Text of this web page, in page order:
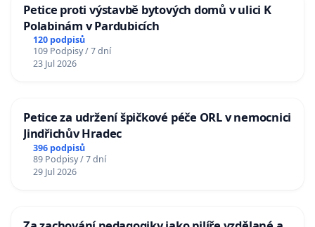
Petice proti výstavbě bytových domů v ulici K
Polabinám v Pardubicích
120 podpisů
109 Podpisy / 7 dní
23 Jul 2026
Petice za udržení špičkové péče ORL v nemocnici
Jindřichův Hradec
396 podpisů
89 Podpisy / 7 dní
29 Jul 2026